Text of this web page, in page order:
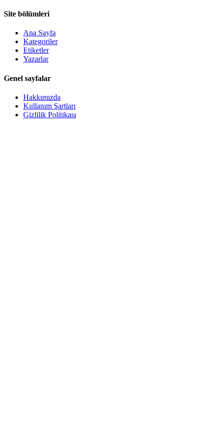
Site bölümleri
Ana Sayfa
Kategoriler
Etiketler
Yazarlar
Genel sayfalar
Hakkımızda
Kullanım Şartları
Gizlilik Politikası